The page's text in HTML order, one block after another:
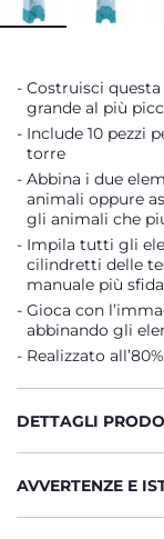
Costruisci
grande al più
Include 10 pezzi
torre
Abbina i due
animali oppure
gli animali che
Impila tutti gli
cilindretti delle
manuale più
Gioca con
abbinando gli
Realizzato
DETTAGLI
AVVERTENZE E